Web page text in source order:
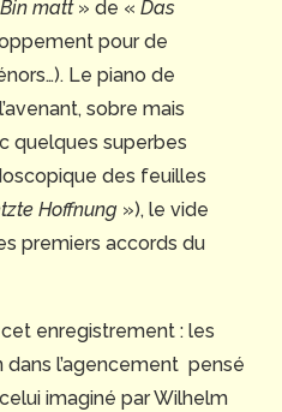
Bin matt» de « Das
pour de
Le piano de
sobre mais
quelques superbes
des feuilles
Hoffnung »), le vide
premiers accords du
enregistrement : les
l’agencement pensé
imaginé par Wilhelm